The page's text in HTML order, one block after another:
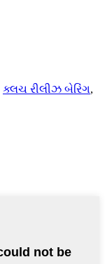
ક્લચ રીલીઝ બેરિંગ,